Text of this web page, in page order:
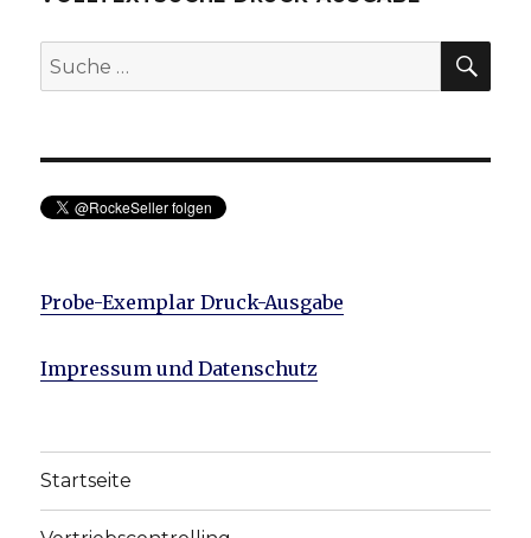
Suche
nach:
Probe-Exemplar Druck-Ausgabe
Impressum und Datenschutz
Startseite